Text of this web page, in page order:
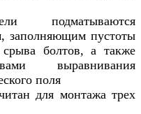
подматываются
заполняющим пустоты
болтов, а также
выравнивания
поля
для монтажа трех